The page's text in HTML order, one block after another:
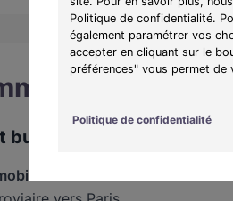
Politique de confidentialité.
également paramétrer vos
accepter en cliquant sur le
préférences" vous permet
Politique de confidentialité
neuf à
budget par typologie à
neuf
à Maintenon se